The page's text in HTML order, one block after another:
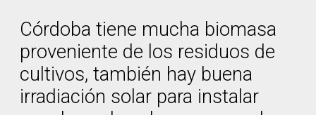
Córdoba tiene mucha biomasa
proveniente de los residuos de
cultivos, también hay buena
irradiación solar para instalar